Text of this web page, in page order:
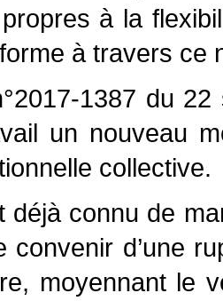
à la
à travers ce
1387 du
un nouveau
collective.
déjà connu de
convenir d’une
moyennant le